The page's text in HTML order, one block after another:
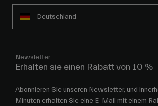
Deutschland
Newsletter
Erhalten sie einen Rabatt von 10 %
Abonnieren Sie unseren Newsletter, und
Minuten erhalten Sie eine E-Mail mit einem